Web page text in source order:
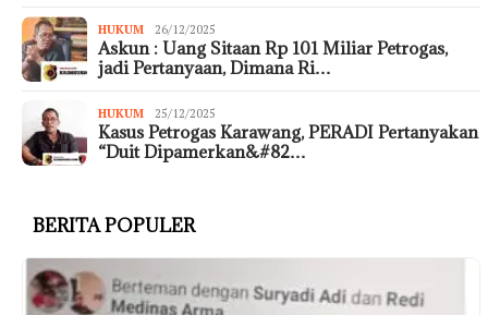
HUKUM 26/12/2025
Askun : Uang Sitaan Rp 101 Miliar Petrogas,
jadi Pertanyaan, Dimana Ri…
HUKUM 25/12/2025
Kasus Petrogas Karawang, PERADI Pertanyakan
“Duit Dipamerkan&#82…
BERITA POPULER